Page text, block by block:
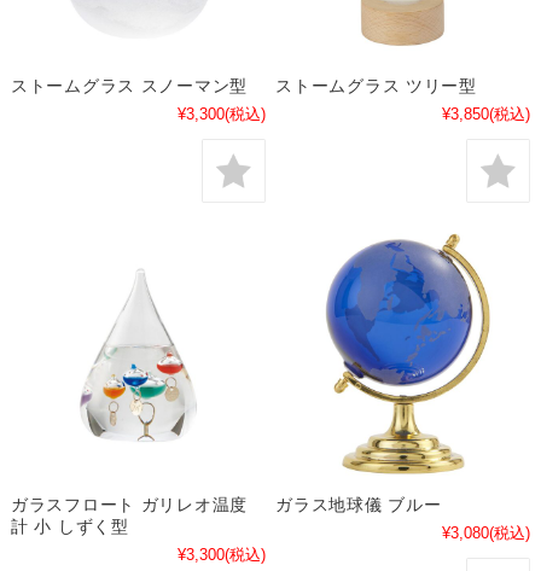
ストームグラス スノーマン型
¥3,300(税込)
ストームグラス ツリー型
¥3,850(税込)
ガラスフロート ガリレオ温度
計 小 しずく型
¥3,300(税込)
ガラス地球儀 ブルー
¥3,080(税込)